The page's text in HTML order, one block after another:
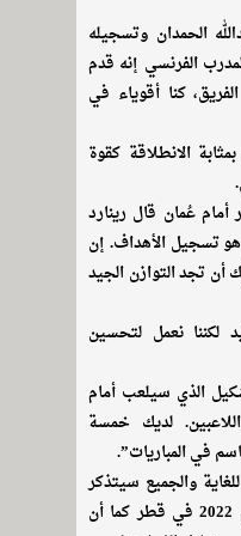
الحمدان وتسجيله
الفرنسي إنه قدم
كنا أقوياء في
الانطلاقة كقوة
عُمان قال رينارد
تسجيل الأهداف. إن
أن تجد التوازن الجيد
لكننا نعمل لتحسين
الذي سيلعب أمام
لديك خمسة
في المباريات”.
والجميع سيتذكر
ما قدمه الفريق في كأس العالم 2022 في قطر كما أن